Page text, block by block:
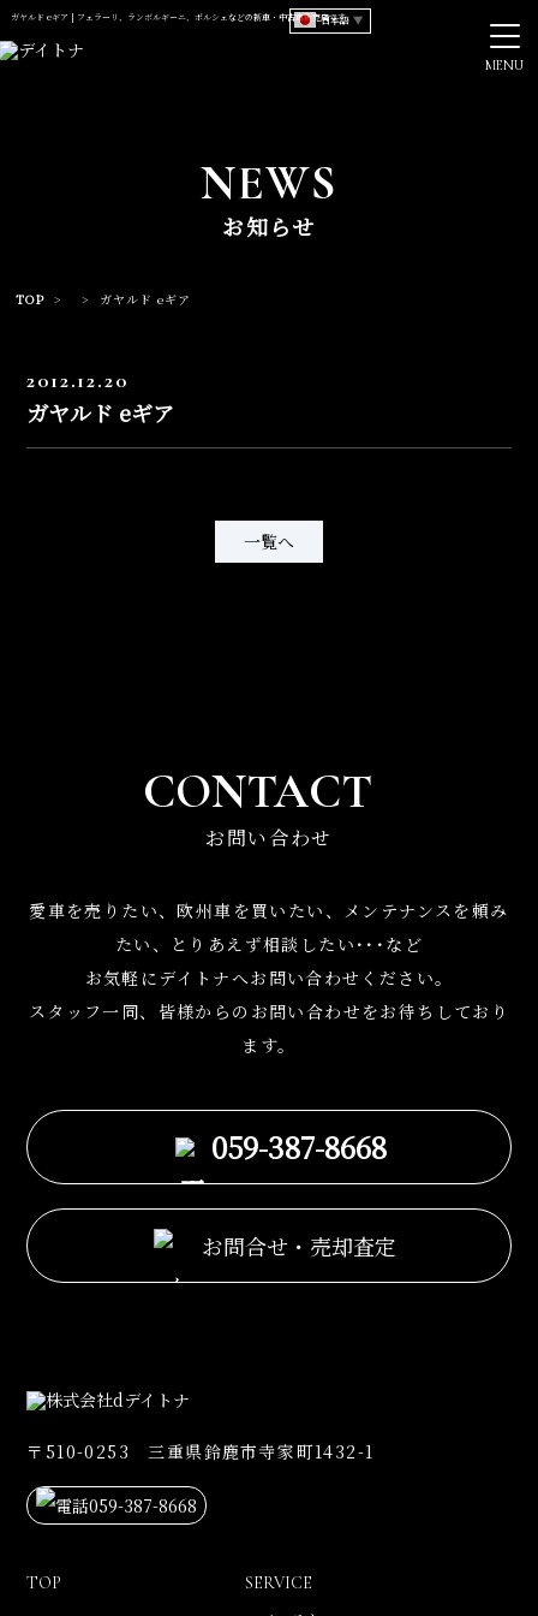
ガヤルド eギア | フェラーリ、ランボルギーニ、ポルシェなどの新車・中古車販売店です
MENU
NEWS
お知らせ
TOP > > ガヤルド eギア
2012.12.20
ガヤルド eギア
一覧へ
CONTACT
お問い合わせ
愛車を売りたい、欧州車を買いたい、メンテナンスを頼み
たい、
とりあえず相談したい･･･など
お気軽にデイトナへお問い合わせください。
スタッフ一同、皆様からのお問い合わせをお待ちしており
ます。
059-387-8668
お問合せ・売却査定
〒510-0253 三重県鈴鹿市寺家町1432-1
059-387-8668
TOP
SERVICE
日本語 ▼